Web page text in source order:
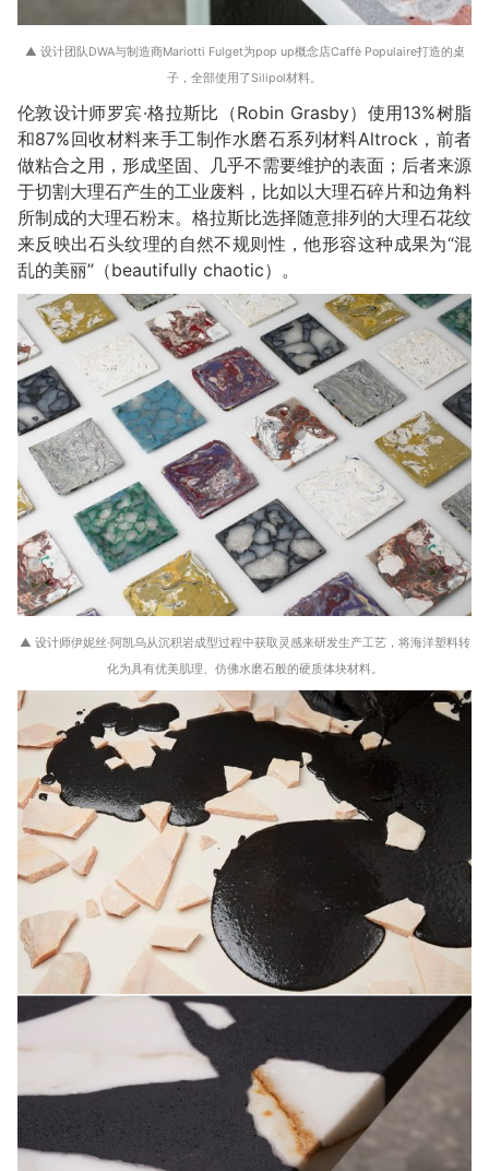
▲ 设计团队DWA与制造商Mariotti Fulget为pop up概念店Caffè Populaire打造的桌
子，全部使用了Silipol材料。
伦敦设计师罗宾·格拉斯比（Robin Grasby）使用13%树脂
和87%回收材料来手工制作水磨石系列材料Altrock，前者
做粘合之用，形成坚固、几乎不需要维护的表面；后者来源
于切割大理石产生的工业废料，比如以大理石碎片和边角料
所制成的大理石粉末。格拉斯比选择随意排列的大理石花纹
来反映出石头纹理的自然不规则性，他形容这种成果为“混
乱的美丽”（beautifully chaotic）。
▲ 设计师伊妮丝·阿凯乌从沉积岩成型过程中获取灵感来研发生产工艺，将海洋塑料转
化为具有优美肌理、仿佛水磨石般的硬质体块材料。